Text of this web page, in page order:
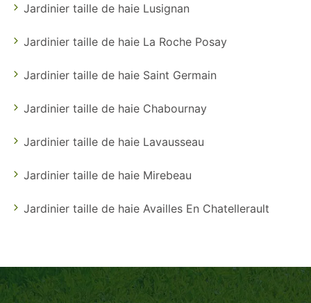
Jardinier taille de haie Lusignan
Jardinier taille de haie La Roche Posay
Jardinier taille de haie Saint Germain
Jardinier taille de haie Chabournay
Jardinier taille de haie Lavausseau
Jardinier taille de haie Mirebeau
Jardinier taille de haie Availles En Chatellerault